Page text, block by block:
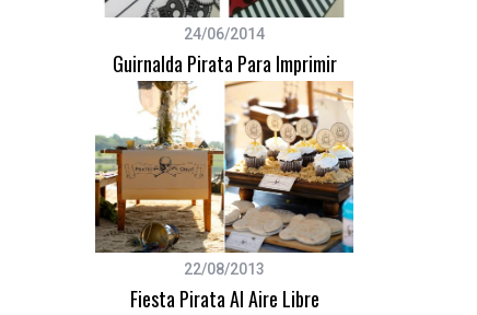
24/06/2014
Guirnalda Pirata Para Imprimir
22/08/2013
Fiesta Pirata Al Aire Libre
S
e
a
c
h
f
o
r
: